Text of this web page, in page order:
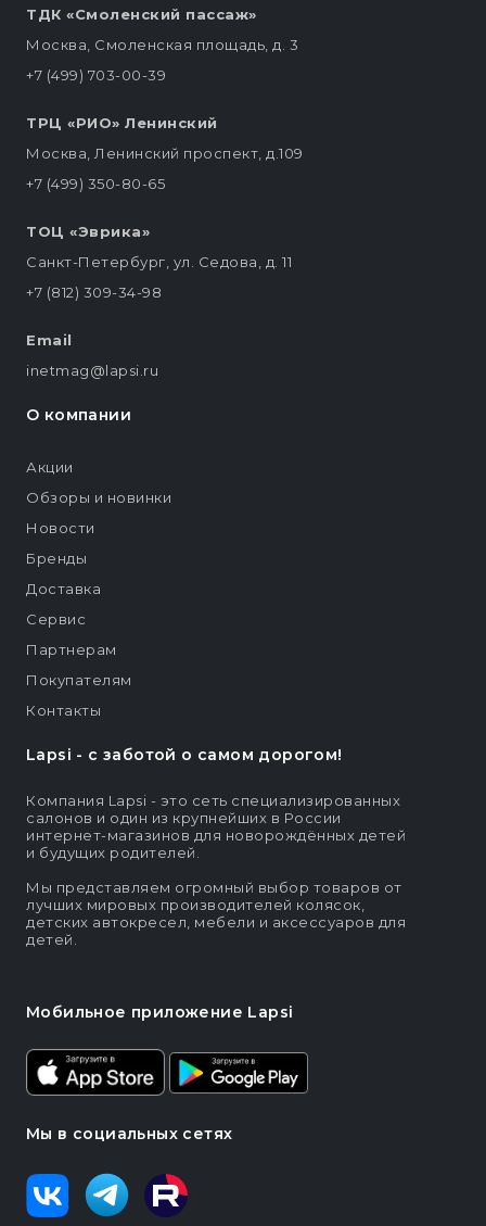
Lapsi - c заботой о самом дорогом!
Компания Lapsi - это сеть специализированных
салонов и один из крупнейших в России
интернет-магазинов для новорождённых детей
и будущих родителей.
Мы представляем огромный выбор товаров от
лучших мировых производителей колясок,
детских автокресел, мебели и аксессуаров для
детей.
Мобильное приложение Lapsi
Мы в социальных сетях
ТДК «Смоленский пассаж»
Москва, Смоленская площадь, д. 3
+7 (499) 703-00-39
ТРЦ «РИО» Ленинский
Москва, Ленинский проспект, д.109
+7 (499) 350-80-65
ТОЦ «Эврика»
Санкт-Петербург, ул. Седова, д. 11
+7 (812) 309-34-98
Email
inetmag@lapsi.ru
О компании
Акции
Обзоры и новинки
Новости
Бренды
Доставка
Сервис
Партнерам
Покупателям
Контакты